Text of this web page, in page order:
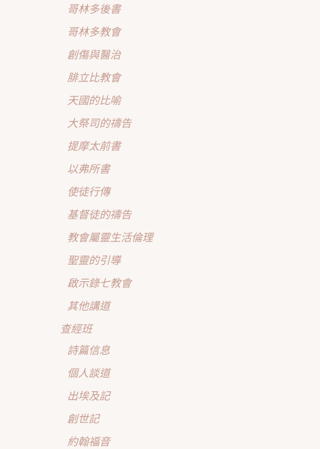
哥林多後書
哥林多教會
創傷與醫治
腓立比教會
天國的比喻
大祭司的禱告
提摩太前書
以弗所書
使徒行傳
基督徒的禱告
教會屬靈生活倫理
聖靈的引導
啟示錄七教會
其他講道
查經班
詩篇信息
個人談道
出埃及記
創世記
約翰福音